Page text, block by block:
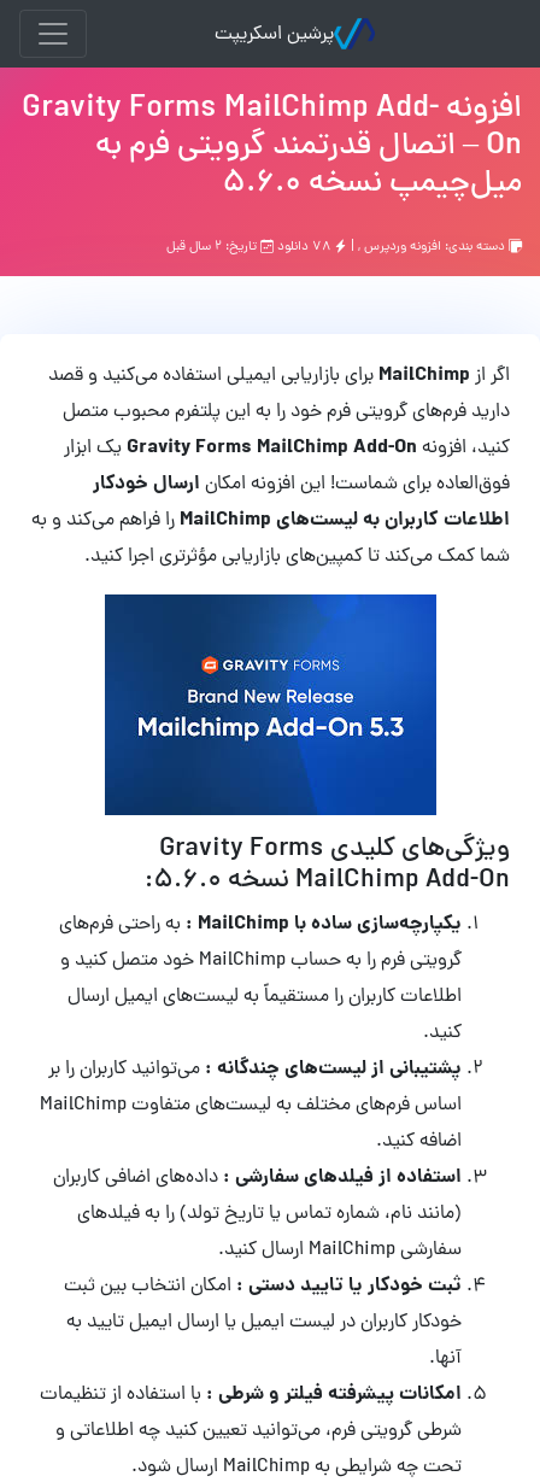
پرشین اسکریپت
افزونه Gravity Forms MailChimp Add-
On – اتصال قدرتمند گرویتی فرم به
میل‌چیمپ نسخه 5.6.0
دسته بندی: افزونه وردپرس, | تاریخ: ۲ سال قبل
اگر از MailChimp برای بازاریابی ایمیلی استفاده می‌کنید و قصد
دارید فرم‌های گرویتی فرم خود را به این پلتفرم محبوب متصل
کنید، افزونه Gravity Forms MailChimp Add-On یک ابزار
فوق‌العاده برای شماست! این افزونه امکان ارسال خودکار
اطلاعات کاربران به لیست‌های MailChimp
را فراهم می‌کند و به
شما کمک می‌کند تا کمپین‌های بازاریابی مؤثرتری اجرا کنید.
ویژگی‌های کلیدی Gravity Forms
MailChimp Add-On نسخه 5.6.0:
یکپارچه‌سازی ساده با MailChimp :
به راحتی فرم‌های
گرویتی فرم را به حساب MailChimp خود متصل کنید و
اطلاعات کاربران را مستقیماً به لیست‌های ایمیل ارسال
کنید.
پشتیبانی از لیست‌های چندگانه : می‌توانید کاربران را بر
اساس فرم‌های مختلف به لیست‌های متفاوت MailChimp
اضافه کنید.
استفاده از فیلدهای سفارشی : داده‌های اضافی کاربران
(مانند نام، شماره تماس یا تاریخ تولد) را به فیلدهای
سفارشی MailChimp ارسال کنید.
ثبت خودکار یا تایید دستی : امکان انتخاب بین ثبت
خودکار کاربران در لیست ایمیل یا ارسال ایمیل تایید به
آنها.
امکانات پیشرفته فیلتر و شرطی : با استفاده از تنظیمات
شرطی گرویتی فرم، می‌توانید تعیین کنید چه اطلاعاتی و
تحت چه شرایطی به MailChimp ارسال شود.